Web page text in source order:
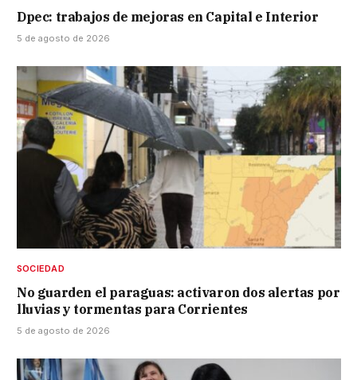
Dpec: trabajos de mejoras en Capital e Interior
5 de agosto de 2026
SOCIEDAD
No guarden el paraguas: activaron dos alertas por
lluvias y tormentas para Corrientes
5 de agosto de 2026